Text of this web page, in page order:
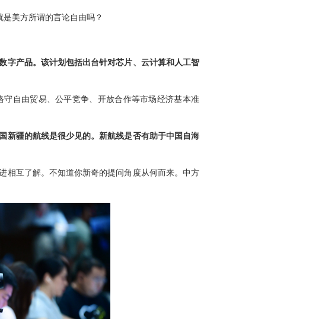
美方所谓的言论自由吗？
字产品。该计划包括出台针对芯片、云计算和人工智
自由贸易、公平竞争、开放合作等市场经济基本准
新疆的航线是很少见的。新航线是否有助于中国自海
相互了解。不知道你新奇的提问角度从何而来。中方